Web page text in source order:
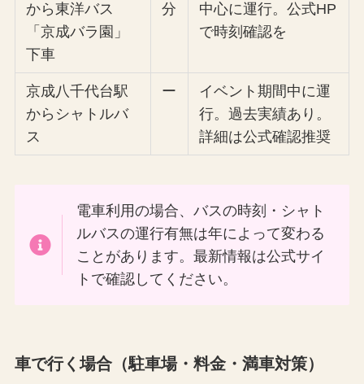
から東洋バス
「京成バラ園」
下車
分
中心に運行。公式HP
で時刻確認を
京成八千代台駅
からシャトルバ
ス
ー
イベント期間中に運
行。過去実績あり。
詳細は公式確認推奨
電車利用の場合、バスの時刻・シャト
ルバスの運行有無は年によって変わる
ことがあります。最新情報は公式サイ
トで確認してください。
車で行く場合（駐車場・料金・満車対策）